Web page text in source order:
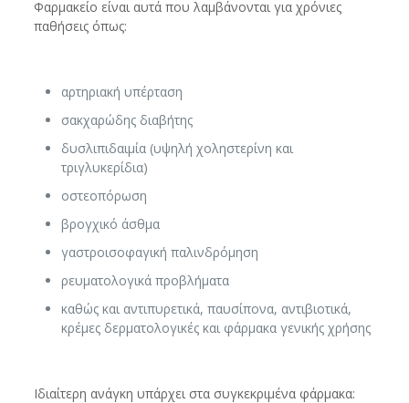
Φαρμακείο είναι αυτά που λαμβάνονται για χρόνιες
παθήσεις όπως:
αρτηριακή υπέρταση
σακχαρώδης διαβήτης
δυσλιπιδαιμία (υψηλή χοληστερίνη και
τριγλυκερίδια)
οστεοπόρωση
βρογχικό άσθμα
γαστροισοφαγική παλινδρόμηση
ρευματολογικά προβλήματα
καθώς και αντιπυρετικά, παυσίπονα, αντιβιοτικά,
κρέμες δερματολογικές και φάρμακα γενικής χρήσης
Ιδιαίτερη ανάγκη υπάρχει στα συγκεκριμένα φάρμακα: